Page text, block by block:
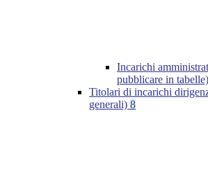
Incarichi
pubblicare in tabelle)
Titolari di incarichi
generali) 8